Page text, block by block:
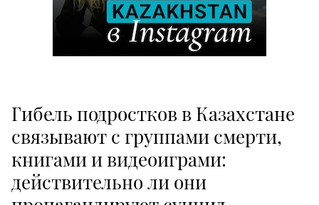
Гибель подростков в Казахстане
связывают с группами смерти,
книгами и видеоиграми:
действительно ли они